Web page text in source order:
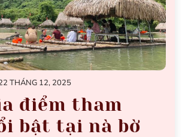
THÁNG 12, 2025
điểm tham
bật tại nà bờ